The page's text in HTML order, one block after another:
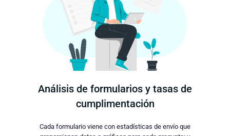
Análisis de formularios y tasas de
cumplimentación
Cada formulario viene con estadísticas de envío que